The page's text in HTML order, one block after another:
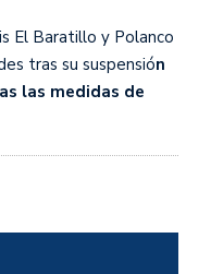
El Baratillo y Polanco
tras su suspensión
las medidas de